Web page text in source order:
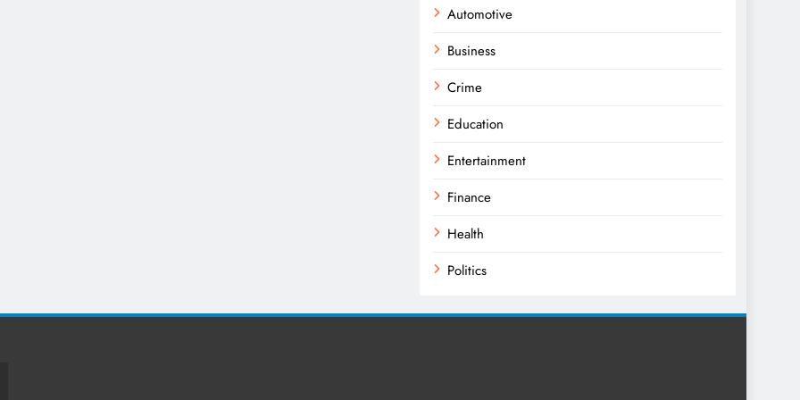
Automotive
Business
Crime
Education
Entertainment
Finance
Health
Politics